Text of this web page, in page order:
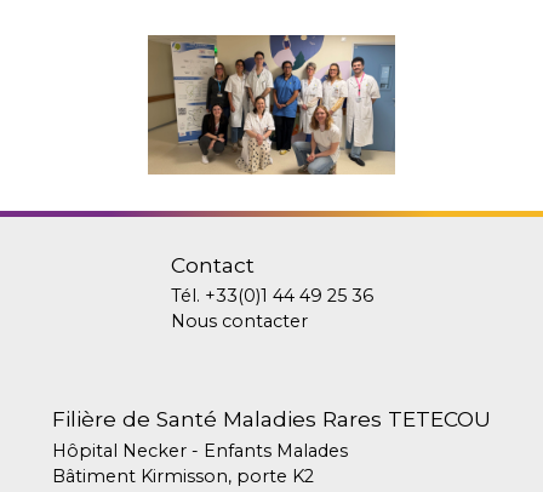
Contact
Tél. +33(0)1 44 49 25 36
Nous contacter
Filière de Santé Maladies Rares TETECOU
Hôpital Necker - Enfants Malades
Bâtiment Kirmisson, porte K2